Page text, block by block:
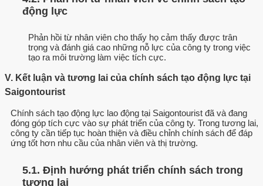
động lực
Phản hồi từ nhân viên cho thấy họ cảm thấy được trân
trọng và đánh giá cao những nỗ lực của công ty trong việc
tạo ra môi trường làm việc tích cực.
V. Kết luận và tương lai của chính sách tạo động lực tại
Saigontourist
Chính sách tạo động lực lao động tại Saigontourist đã và đang
đóng góp tích cực vào sự phát triển của công ty. Trong tương lai,
công ty cần tiếp tục hoàn thiện và điều chỉnh chính sách để đáp
ứng tốt hơn nhu cầu của nhân viên và thị trường.
5.1. Định hướng phát triển chính sách trong
tương lai